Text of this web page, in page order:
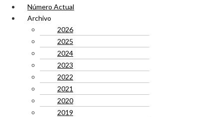
Número Actual
Archivo
2026
2025
2024
2023
2022
2021
2020
2019